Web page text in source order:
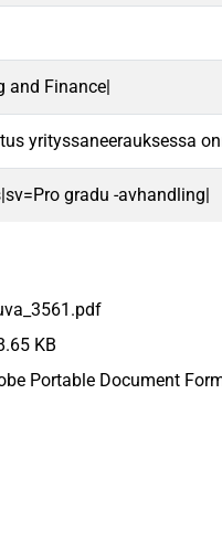
and Finance|
yrityssaneerauksessa
gradu -avhandling|
KB
Portable Document